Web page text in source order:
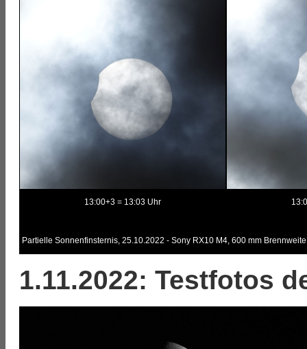
13:00+3 = 13:03 Uhr
Partielle Sonnenfinsternis, 25.10.2022 - Sony RX10 M4, 600 mm Brennweite
1.11.2022: Testfotos